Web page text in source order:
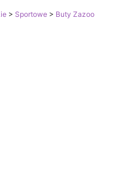
> Sportowe > Buty Zazoo